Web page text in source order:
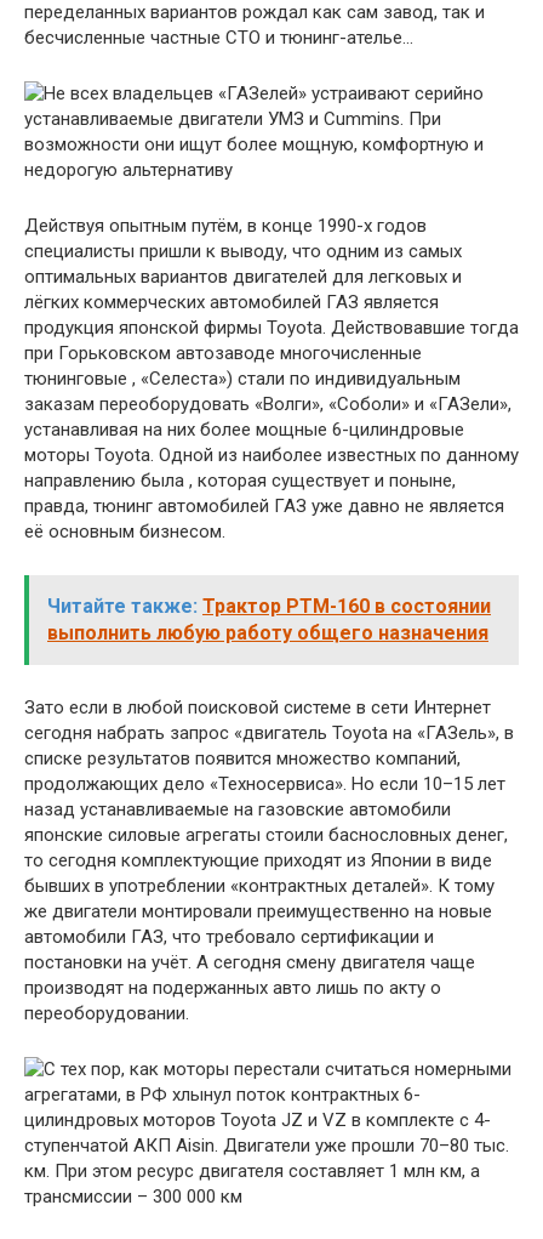
переделанных вариантов рождал как сам завод, так и
бесчисленные частные СТО и тюнинг-ателье…
Действуя опытным путём, в конце 1990-х годов
специалисты пришли к выводу, что одним из самых
оптимальных вариантов двигателей для легковых и
лёгких коммерческих автомобилей ГАЗ является
продукция японской фирмы Toyota. Действовавшие тогда
при Горьковском автозаводе многочисленные
тюнинговые , «Селеста») стали по индивидуальным
заказам переоборудовать «Волги», «Соболи» и «ГАЗели»,
устанавливая на них более мощные 6-цилиндровые
моторы Toyota. Одной из наиболее известных по данному
направлению была , которая существует и поныне,
правда, тюнинг автомобилей ГАЗ уже давно не является
её основным бизнесом.
Читайте также: Трактор РТМ-160 в состоянии
выполнить любую работу общего назначения
Зато если в любой поисковой системе в сети Интернет
сегодня набрать запрос «двигатель Toyota на «ГАЗель», в
списке результатов появится множество компаний,
продолжающих дело «Техносервиса». Но если 10–15 лет
назад устанавливаемые на газовские автомобили
японские силовые агрегаты стоили баснословных денег,
то сегодня комплектующие приходят из Японии в виде
бывших в употреблении «контрактных деталей». К тому
же двигатели монтировали преимущественно на новые
автомобили ГАЗ, что требовало сертификации и
постановки на учёт. А сегодня смену двигателя чаще
производят на подержанных авто лишь по акту о
переоборудовании.